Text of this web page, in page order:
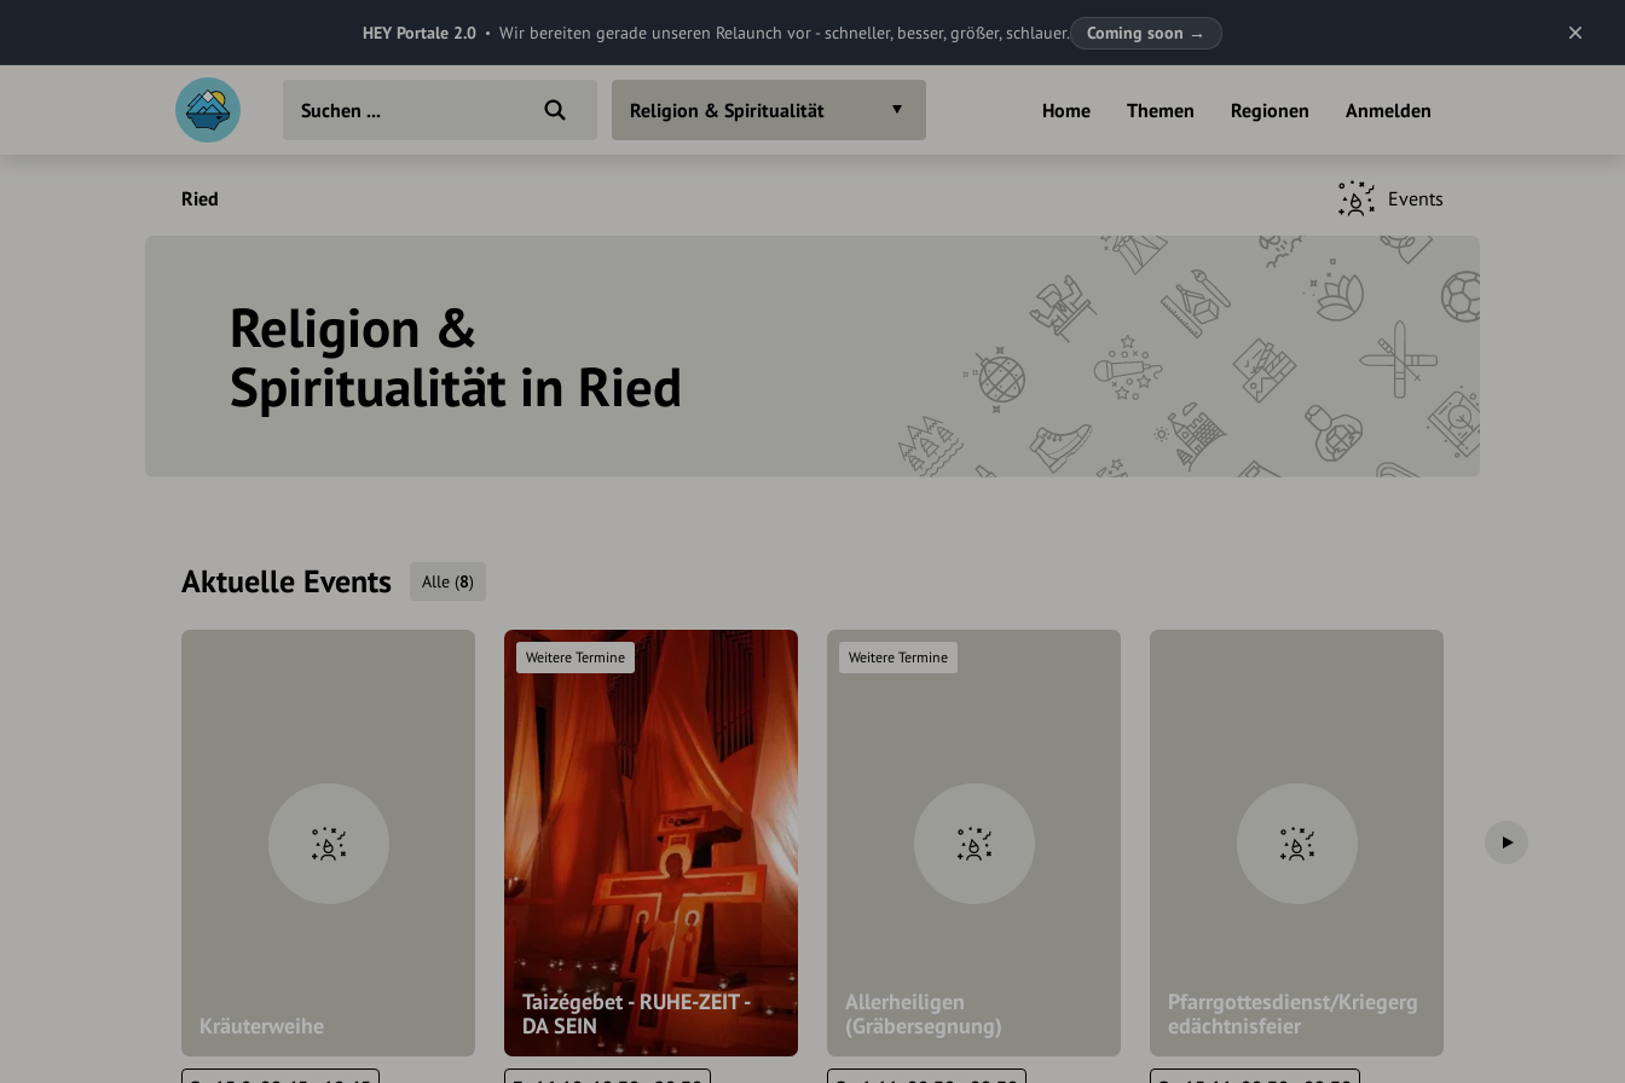
HEY Portale 2.0 Wir bereiten gerade unseren Relaunch vor - schneller, besser, größer, schlauer. Coming soon →
Home Themen Regionen Anmelden
Religion & Spiritualität
Ried Events
Religion &
Spiritualität in Ried
Aktuelle Events Alle (8)
Kräuterweihe
Taizégebet - RUHE-ZEIT -
DA SEIN
Weitere Termine
Allerheiligen
(Gräbersegnung)
Weitere Termine
Pfarrgottesdienst/Kriegerg
edächtnisfeier